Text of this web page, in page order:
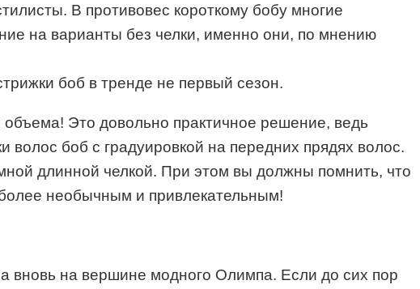
В противовес короткому бобу многие
на варианты без челки, именно они, по мнению
боб в тренде не первый сезон.
Это довольно практичное решение, ведь
боб с градуировкой на передних прядях волос.
длинной челкой. При этом вы должны помнить, что
необычным и привлекательным!
вновь на вершине модного Олимпа. Если до сих пор